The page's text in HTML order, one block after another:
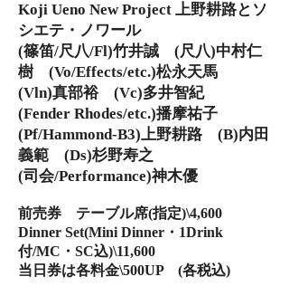
Koji Ueno New Project 上野耕路とソ
シエテ・ノワール
(篠笛/尺八/Fl)竹井誠 (尺八)中村仁
樹 (Vo/Effects/etc.)松永天馬
(Vln)真部裕 (Vc)多井智紀
(Fender Rhodes/etc.)播摩祐子
(Pf/Hammond-B3)上野耕路 (B)内田
義範 (Ds)杉野寿之
(司会/Performance)神木優
前売券 テーブル席(指定)\4,600
Dinner Set(Mini Dinner・1Drink
付/MC・SC込)\11,600
当日券は各料金\500UP (各税込)